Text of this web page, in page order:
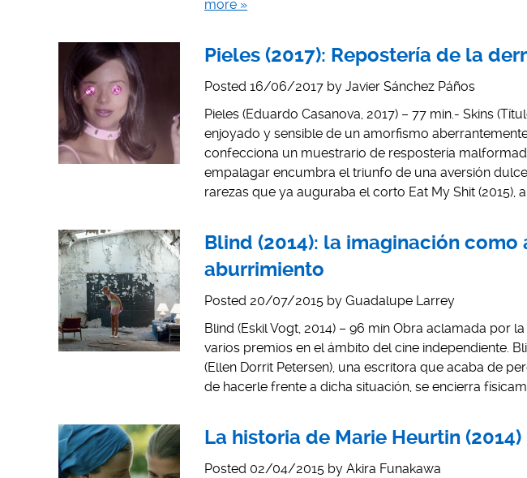
more »
Pieles (2017): Repostería de la
Posted 16/06/2017 by Javier Sánchez Páños
Pieles (Eduardo Casanova, 2017) – 77 min.- Skins
enjoyado y sensible de un amorfismo
confecciona un muestrario de respostería
empalagar encumbra el triunfo de una aversión
rarezas que ya auguraba el corto Eat My Shit (2015),
Blind (2014): la imaginación
aburrimiento
Posted 20/07/2015 by Guadalupe Larrey
Blind (Eskil Vogt, 2014) – 96 min Obra aclamada por
varios premios en el ámbito del cine independiente.
(Ellen Dorrit Petersen), una escritora que acaba de
de hacerle frente a dicha situación, se encierra
La historia de Marie Heurtin (2014)
Posted 02/04/2015 by Akira Funakawa